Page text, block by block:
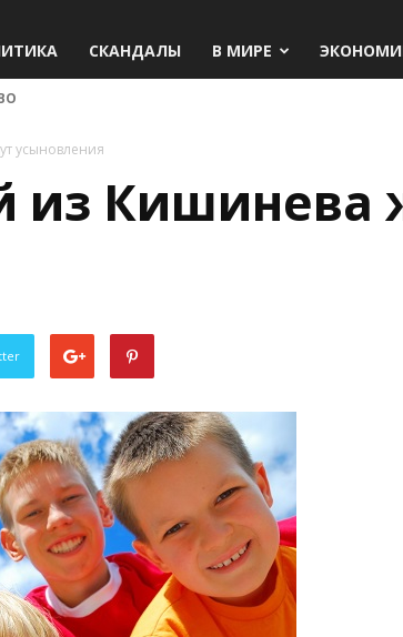
СКАНДАЛЫ В МИРЕ
усыновления
из Кишинева